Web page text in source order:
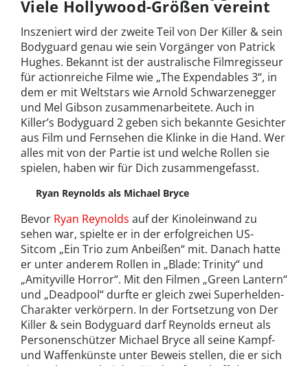
Viele Hollywood-Größen vereint
Inszeniert wird der zweite Teil von Der Killer & sein
Bodyguard genau wie sein Vorgänger von Patrick
Hughes. Bekannt ist der australische Filmregisseur
für actionreiche Filme wie „The Expendables 3“, in
dem er mit Weltstars wie Arnold Schwarzenegger
und Mel Gibson zusammenarbeitete. Auch in
Killer’s Bodyguard 2 geben sich bekannte Gesichter
aus Film und Fernsehen die Klinke in die Hand. Wer
alles mit von der Partie ist und welche Rollen sie
spielen, haben wir für Dich zusammengefasst.
Ryan Reynolds als Michael Bryce
Bevor Ryan Reynolds auf der Kinoleinwand zu
sehen war, spielte er in der erfolgreichen US-
Sitcom „Ein Trio zum Anbeißen“ mit. Danach hatte
er unter anderem Rollen in „Blade: Trinity“ und
„Amityville Horror“. Mit den Filmen „Green Lantern“
und „Deadpool“ durfte er gleich zwei Superhelden-
Charakter verkörpern. In der Fortsetzung von Der
Killer & sein Bodyguard darf Reynolds erneut als
Personenschützer Michael Bryce all seine Kampf-
und Waffenkünste unter Beweis stellen, die er sich